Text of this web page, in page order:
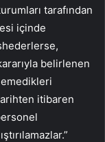
tarafından
içinde
belirlenen
itibaren